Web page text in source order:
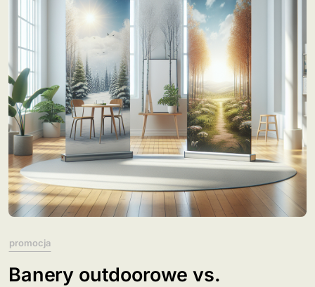
promocja
Banery outdoorowe vs.